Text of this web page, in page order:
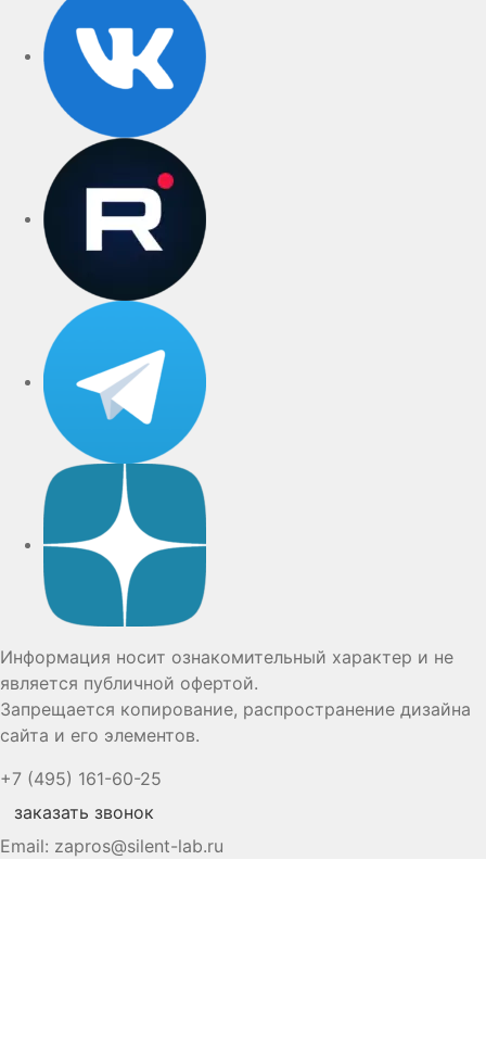
Информация носит ознакомительный характер и не
является публичной офертой.
Запрещается копирование, распространение дизайна
сайта и его элементов.
+7 (495) 161-60-25
заказать звонок
Email: zapros@silent-lab.ru